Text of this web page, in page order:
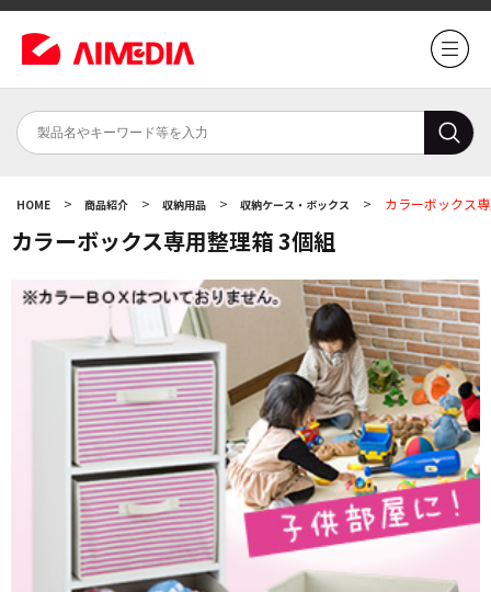
HOME > 商品紹介 > 収納用品 > 収納ケース・ボックス > カラーボックス
カラーボックス専用整理箱 3個組